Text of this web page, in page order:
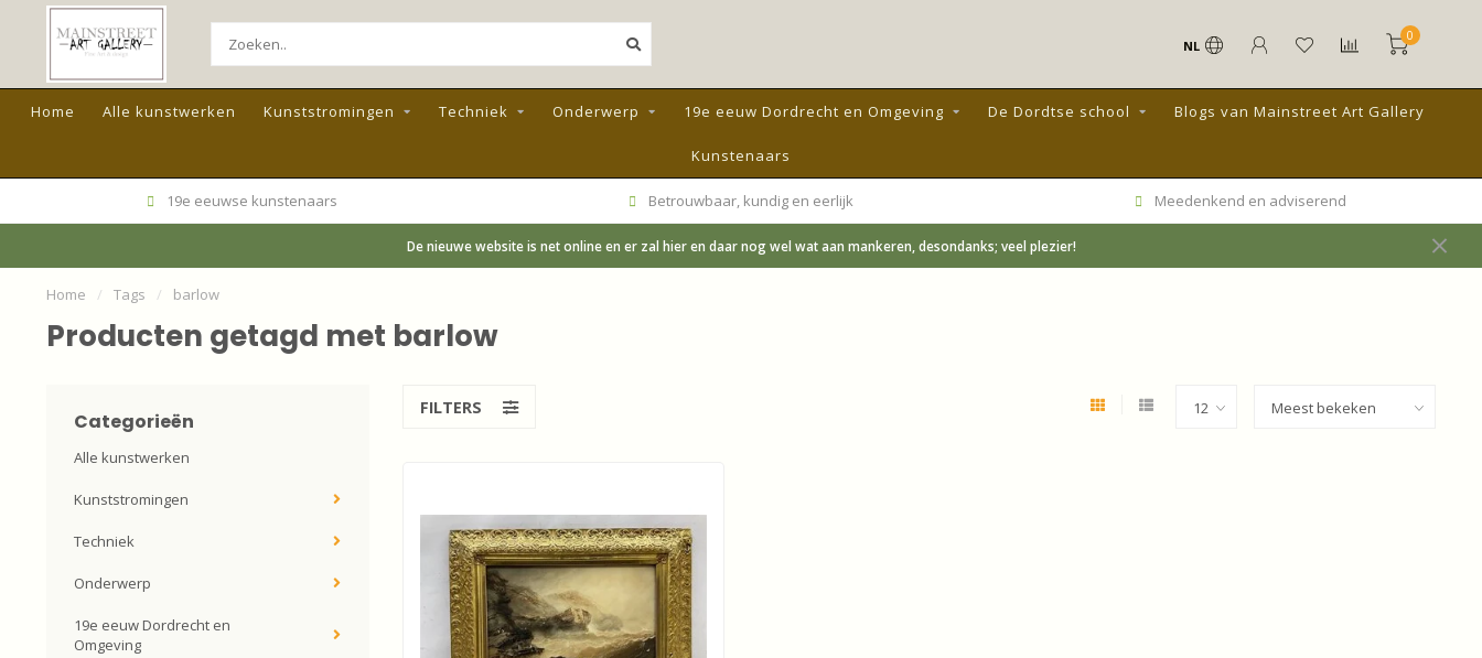
NL
0
Home Alle kunstwerken Kunststromingen Techniek Onderwerp 19e eeuw Dordrecht en Omgeving De Dordtse school Blogs van Mainstreet Art Gallery
Kunstenaars
19e eeuwse kunstenaars Betrouwbaar, kundig en eerlijk Meedenkend en adviserend
De nieuwe website is net online en er zal hier en daar nog wel wat aan mankeren, desondanks; veel plezier!
Home / Tags / barlow
Producten getagd met barlow
Categorieën
Alle kunstwerken
Kunststromingen
Techniek
Onderwerp
19e eeuw Dordrecht en
Omgeving
FILTERS